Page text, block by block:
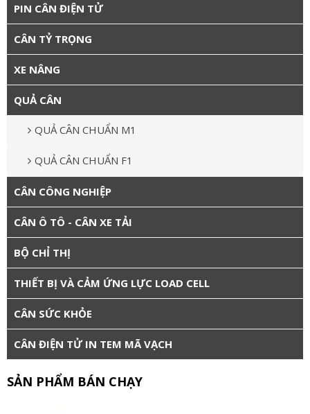
PIN CÂN ĐIỆN TỬ
CÂN TỶ TRỌNG
XE NÂNG
QUẢ CÂN
QUẢ CÂN CHUẨN M1
QUẢ CÂN CHUẨN F1
CÂN CÔNG NGHIỆP
CÂN Ô TÔ - CÂN XE TẢI
BỘ CHỈ THỊ
THIẾT BỊ VÀ CẢM ỨNG LỰC LOAD CELL
CÂN SỨC KHỎE
CÂN ĐIỆN TỬ IN TEM MÃ VẠCH
SẢN PHẨM BÁN CHẠY